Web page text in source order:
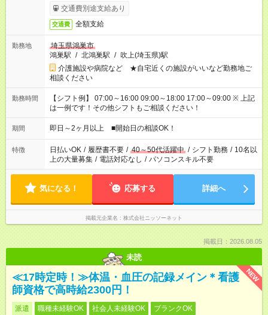
交通費別途支給あり
交通費 全額支給
勤務地
埼玉県鴻巣市
鴻巣駅 / 北鴻巣駅 / 吹上(埼玉県)駅
介護施設や病院など ★自宅近くの施設がいいなど勤務地ご
相談ください
勤務時間
【シフト例】 07:00～16:00 09:00～18:00 17:00～09:00 ※ 上記
は一例です！その他シフトもご相談ください！
期間 即日～2ヶ月以上 ■開始日の相談OK！
特徴 日払いOK / 履歴書不要 / 40～50代活躍中 / シフト勤務 / 10名以
上の大量募集 / 電話対応なし / パソコンスキル不要
気になる！ 応募する 詳細へ
掲載元企業名 株式会社ニッソーネット
掲載日：2026.08.05
未読
NEW
≪17時定時！≫体温・血圧の記録メイン＊看護
師資格で高時給2300円！
派遣 職種未経験OK 社会人未経験OK ブランクOK